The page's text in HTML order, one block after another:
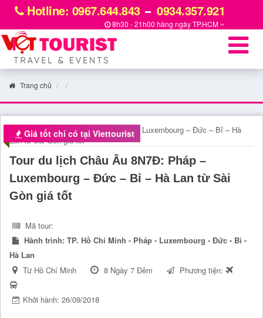
Hotline: 0967.644.843 0934.357.921
8h30 - 21h00 hàng ngàyTP.HCM
Trang chủ
Giá tốt chỉ có tại Viettourist
Tour du lịch Châu Âu 8N7Đ: Pháp –
Luxembourg – Đức – Bỉ – Hà Lan từ Sài
Gòn giá tốt
Mã tour:
Hành trình: TP. Hồ Chí Minh - Pháp - Luxembourg - Đức - Bỉ -
Hà Lan
Từ Hồ Chí Minh
8 Ngày 7 Đêm Phương tiện:
Khởi hành: 26/09/2018